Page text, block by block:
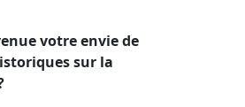
votre envie de
sur la